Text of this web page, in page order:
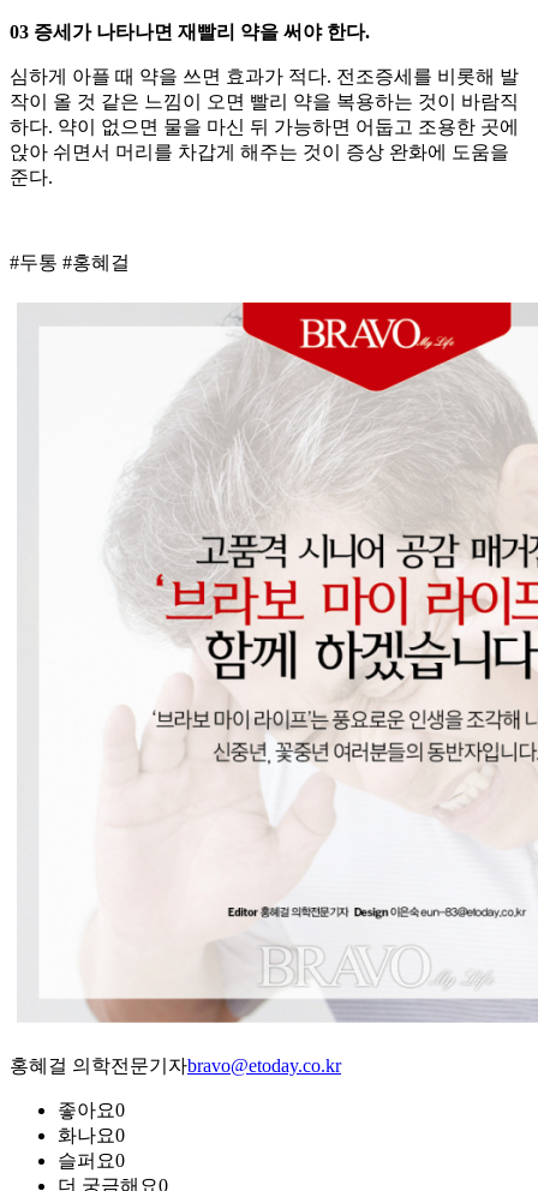
03 증세가 나타나면 재빨리 약을 써야 한다.
심하게 아플 때 약을 쓰면 효과가 적다. 전조증세를 비롯해 발
작이 올 것 같은 느낌이 오면 빨리 약을 복용하는 것이 바람직
하다. 약이 없으면 물을 마신 뒤 가능하면 어둡고 조용한 곳에
앉아 쉬면서 머리를 차갑게 해주는 것이 증상 완화에 도움을
준다.
#두통 #홍혜걸
홍혜걸 의학전문기자bravo@etoday.co.kr
좋아요0
화나요0
슬퍼요0
더 궁금해요0